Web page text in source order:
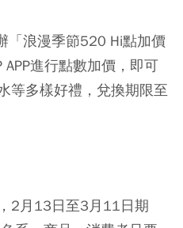
「浪漫季節520 Hi點加價
APP進行點數加價，即可
等多樣好禮，兌換期限至
2月13日至3月11日期